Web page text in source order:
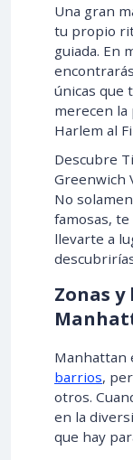
Una gran
tu propio
guiada. En
únicas que
merecen la
Harlem al
Descubre
Greenwich
No
famosas,
llevarte a
Zonas
Manhattan
barrios,
otros.
en la
que hay